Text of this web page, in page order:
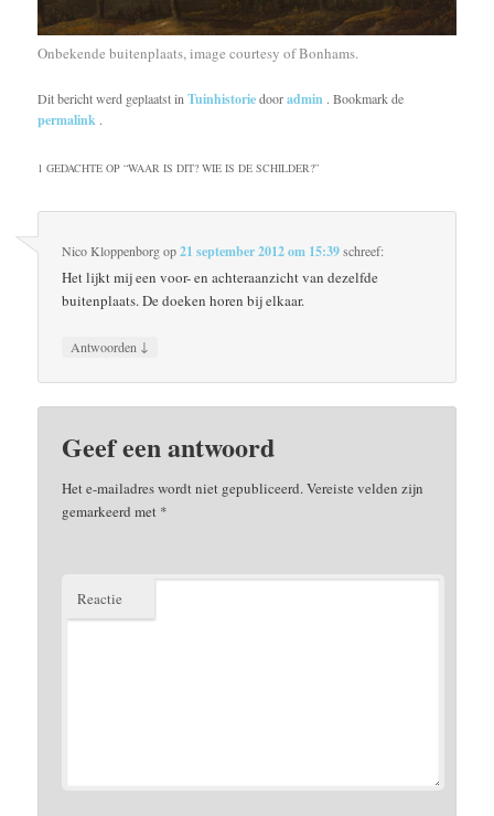
Onbekende buitenplaats, image courtesy of Bonhams.
Dit bericht werd geplaatst inTuinhistoriedooradmin . Bookmark de
permalink .
1 GEDACHTE OP “WAAR IS DIT? WIE IS DE SCHILDER?”
Nico Kloppenborgop21 september 2012 om 15:39schreef:
Het lijkt mij een voor- en achteraanzicht van dezelfde
buitenplaats. De doeken horen bij elkaar.
Antwoorden ↓
Geef een antwoord
Het e-mailadres wordt niet gepubliceerd.Vereiste velden zijn
gemarkeerd met *
Reactie